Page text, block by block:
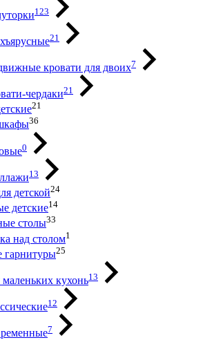
123
21
кровати для двоих7
чердаки21
21
36
0
13
детской24
детские14
столы33
над столом1
гарнитуры25
маленьких кухонь13
12
7